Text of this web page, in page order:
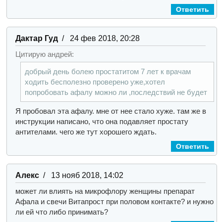
Ответить
Дактар Гуд/ 24 фев 2018, 20:28
Цитирую андрей:
добрый день болею простатитом 7 лет к врачам
ходить бесполезно проверено уже,хотел
попробовать афалу можно ли ,последствий не будет
Я пробовал эта афалу. мне от нее стало хуже. там же в
инструкции написано, что она подавляет простату
антителами. чего же тут хорошего ждать.
Ответить
Алекс/ 13 нояб 2018, 14:02
может ли влиять на микрофлору женщины препарат
Афала и свечи Витапрост при половом контакте? и нужно
ли ей что либо принимать?